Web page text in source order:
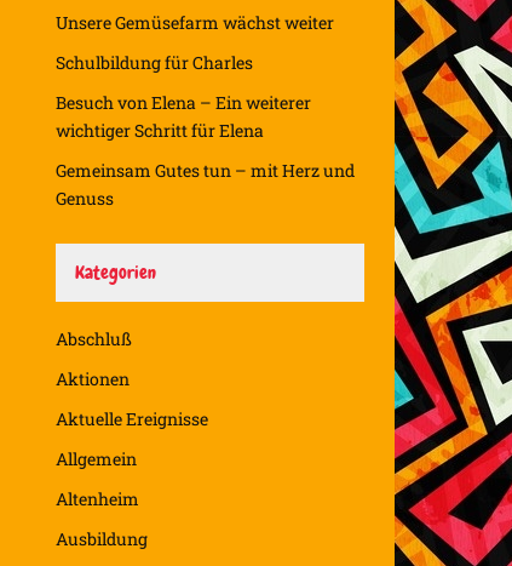
Unsere Gemüsefarm wächst weiter
Schulbildung für Charles
Besuch von Elena – Ein weiterer
wichtiger Schritt für Elena
Gemeinsam Gutes tun – mit Herz und
Genuss
Kategorien
Abschluß
Aktionen
Aktuelle Ereignisse
Allgemein
Altenheim
Ausbildung